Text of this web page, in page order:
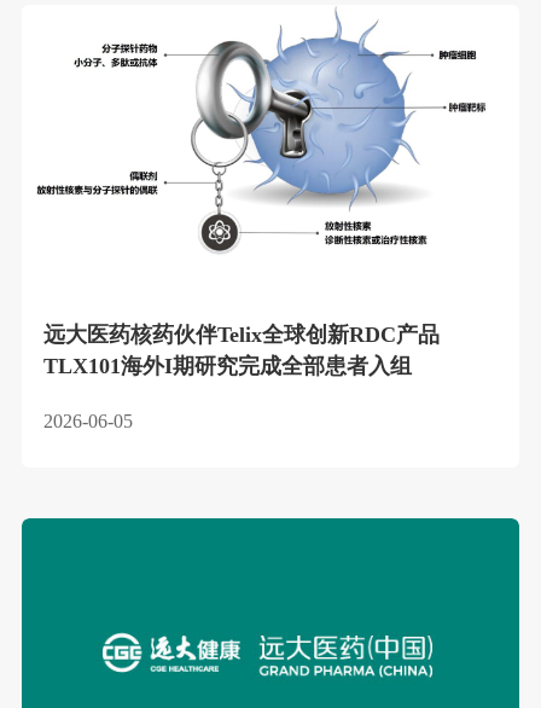
远大医药核药伙伴Telix全球创新RDC产品
TLX101海外I期研究完成全部患者入组
2026-06-05